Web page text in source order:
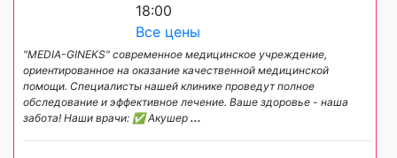
18:00
Все цены
"MEDIA-GINEKS" современное медицинское учреждение,
ориентированное на оказание качественной медицинской
помощи. Специалисты нашей клинике проведут полное
обследование и эффективное лечение. Ваше здоровье - наша
забота! Наши врачи: ✅ Акушер ...